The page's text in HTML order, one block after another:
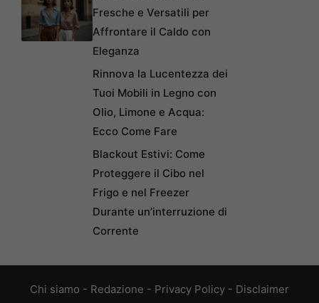
Fresche e Versatili per
Affrontare il Caldo con
Eleganza
Rinnova la Lucentezza dei
Tuoi Mobili in Legno con
Olio, Limone e Acqua:
Ecco Come Fare
Blackout Estivi: Come
Proteggere il Cibo nel
Frigo e nel Freezer
Durante un’interruzione di
Corrente
Chi siamo - Redazione - Privacy Policy - Disclaimer